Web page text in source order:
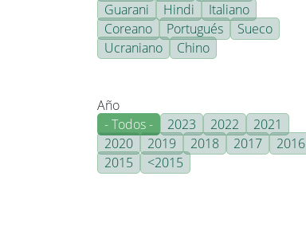
Guarani
Hindi
Italiano
Coreano
Portugués
Sueco
Ucraniano
Chino
Año
- Todos -
2023 2022
2021
2020
2019 2018 2017
2016
2015
<2015